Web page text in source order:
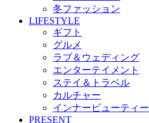
冬ファッション
LIFESTYLE
ギフト
グルメ
ラブ＆ウェディング
エンターテイメント
ステイ＆トラベル
カルチャー
インナービューティー
PRESENT